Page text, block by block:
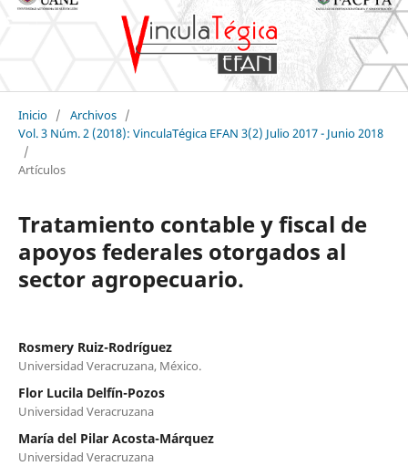
Inicio / Archivos /
Vol. 3 Núm. 2 (2018): VinculaTégica EFAN 3(2) Julio 2017 - Junio 2018
/
Artículos
Tratamiento contable y fiscal de
apoyos federales otorgados al
sector agropecuario.
Rosmery Ruiz-Rodríguez
Universidad Veracruzana, México.
Flor Lucila Delfín-Pozos
Universidad Veracruzana
María del Pilar Acosta-Márquez
Universidad Veracruzana